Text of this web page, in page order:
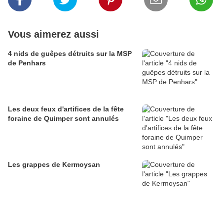
Vous aimerez aussi
4 nids de guêpes détruits sur la MSP
de Penhars
Les deux feux d'artifices de la fête
foraine de Quimper sont annulés
Les grappes de Kermoysan